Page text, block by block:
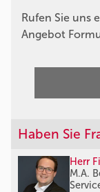
Rufen Sie uns
Angebot
Haben Sie
Herr
M.A.